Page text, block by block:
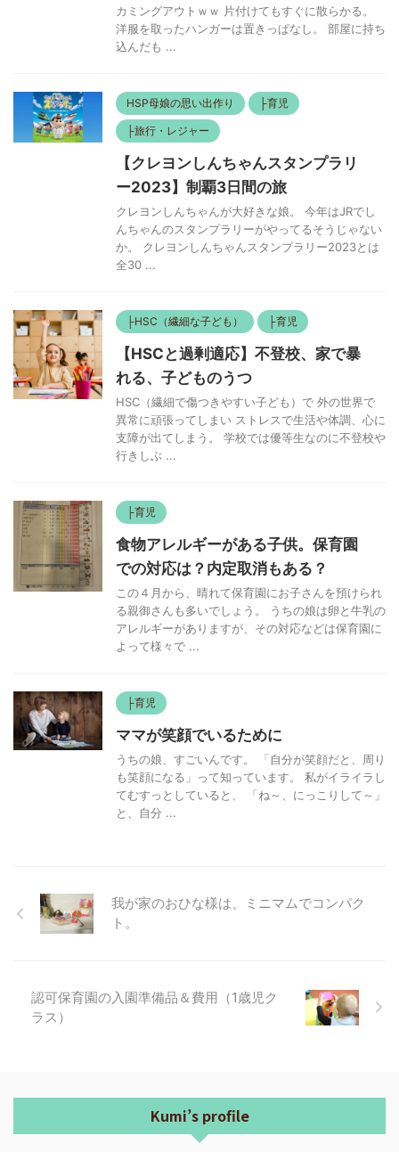
カミングアウトｗｗ 片付けてもすぐに散らかる。
洋服を取ったハンガーは置きっぱなし。 部屋に持ち
込んだも ...
HSP母娘の思い出作り ├育児
├旅行・レジャー
【クレヨンしんちゃんスタンプラリ
ー2023】制覇3日間の旅
クレヨンしんちゃんが大好きな娘。 今年はJRでし
んちゃんのスタンプラリーがやってるそうじゃない
か。 クレヨンしんちゃんスタンプラリー2023とは
全30 ...
├HSC（繊細な子ども） ├育児
【HSCと過剰適応】不登校、家で暴
れる、子どものうつ
HSC（繊細で傷つきやすい子ども）で 外の世界で
異常に頑張ってしまい ストレスで生活や体調、心に
支障が出てしまう。 学校では優等生なのに不登校や
行きしぶ ...
├育児
食物アレルギーがある子供。保育園
での対応は？内定取消もある？
この４月から、晴れて保育園にお子さんを預けられ
る親御さんも多いでしょう。 うちの娘は卵と牛乳の
アレルギーがありますが、その対応などは保育園に
よって様々で ...
├育児
ママが笑顔でいるために
うちの娘、すごいんです。 「自分が笑顔だと、周り
も笑顔になる」って知っています。 私がイライラし
てむすっとしていると、 「ね～、にっこりして～」
と、自分 ...
我が家のおひな様は、ミニマムでコンパク
ト。
認可保育園の入園準備品＆費用（1歳児ク
ラス）
Kumi’s profile